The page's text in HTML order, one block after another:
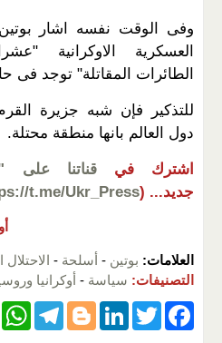
وفى الوقت نفسه اشار
العسكرية الاوكرانية
الطائرات المقاتلة" توجد فى
للتذكير فإن شبه جزيرة
دول العالم بانها منطقة محتلة.
اشترك في قناتنا على
جديد... (
t.me/Ukr_Press
العلامات: بوتين - أسلحة -
التصنيفات: سياسة - أوكرانيا
F
T
Li
Bl
T